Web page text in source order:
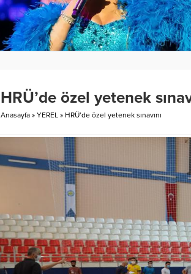
HRÜ’de özel yetenek
Anasayfa » YEREL » HRÜ’de özel yetenek sınavını